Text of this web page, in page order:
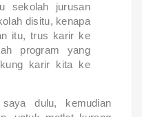
sekolah jurusan
disitu, kenapa
itu, trus karir ke
program yang
karir kita ke
dulu, kemudian